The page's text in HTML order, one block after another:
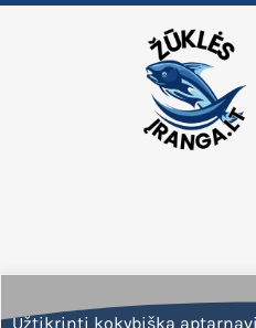
Užtikrinti kokybišką